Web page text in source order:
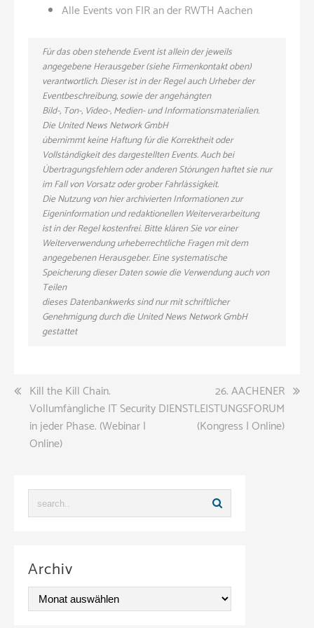
Alle Events von FIR an der RWTH Aachen
Für das oben stehende Event ist allein der jeweils
angegebene Herausgeber (siehe Firmenkontakt oben)
verantwortlich. Dieser ist in der Regel auch Urheber der
Eventbeschreibung, sowie der angehängten
Bild-, Ton-, Video-, Medien- und Informationsmaterialien.
Die United News Network GmbH
übernimmt keine Haftung für die Korrektheit oder
Vollständigkeit des dargestellten Events. Auch bei
Übertragungsfehlern oder anderen Störungen haftet sie nur
im Fall von Vorsatz oder grober Fahrlässigkeit.
Die Nutzung von hier archivierten Informationen zur
Eigeninformation und redaktionellen Weiterverarbeitung
ist in der Regel kostenfrei. Bitte klären Sie vor einer
Weiterverwendung urheberrechtliche Fragen mit dem
angegebenen Herausgeber. Eine systematische
Speicherung dieser Daten sowie die Verwendung auch von
Teilen
dieses Datenbankwerks sind nur mit schriftlicher
Genehmigung durch die United News Network GmbH
gestattet
Beitragsnavigation
Kill the Kill Chain.
Vollumfängliche IT Security
in jeder Phase. (Webinar |
Online)
26. AACHENER
DIENSTLEISTUNGSFORUM
(Kongress | Online)
Archiv